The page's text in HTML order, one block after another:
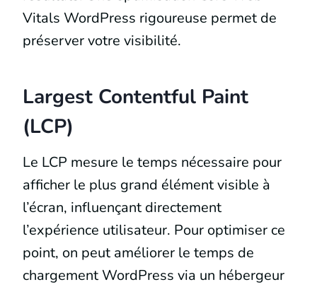
Vitals WordPress rigoureuse permet de
préserver votre visibilité.
Largest Contentful Paint
(LCP)
Le LCP mesure le temps nécessaire pour
afficher le plus grand élément visible à
l’écran, influençant directement
l’expérience utilisateur. Pour optimiser ce
point, on peut améliorer le temps de
chargement WordPress via un hébergeur